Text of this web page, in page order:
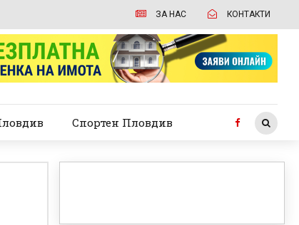
ЗА НАС КОНТАКТИ
Спортен Пловдив